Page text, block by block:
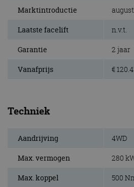
Marktintroductie
Laatste facelift n.v.t.
Garantie 2 jaar
Vanafprijs €
Techniek
Aandrijving 4WD
Max. vermogen 280
Max. koppel 500